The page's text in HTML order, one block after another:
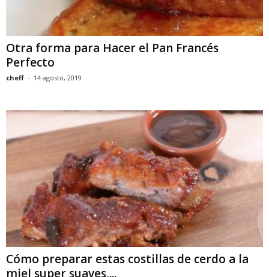
Otra forma para Hacer el Pan Francés
Perfecto
cheff - 14 agosto, 2019
Cómo preparar estas costillas de cerdo a la
miel super suaves,...